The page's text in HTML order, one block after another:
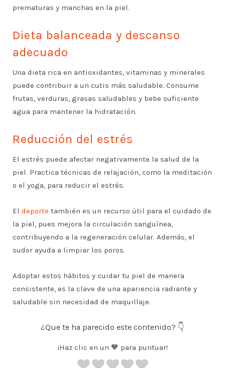
prematuras y manchas en la piel.
Dieta balanceada y descanso
adecuado
Una dieta rica en antioxidantes, vitaminas y minerales
puede contribuir a un cutis más saludable. Consume
frutas, verduras, grasas saludables y bebe suficiente
agua para mantener la hidratación.
Reducción del estrés
El estrés puede afectar negativamente la salud de la
piel. Practica técnicas de relajación, como la meditación
o el yoga, para reducir el estrés.
El deporte también es un recurso útil para el cuidado de
la piel, pues mejora la circulación sanguínea,
contribuyendo a la regeneración celular. Además, el
sudor ayuda a limpiar los poros.
Adoptar estos hábitos y cuidar tu piel de manera
consistente, es la clave de una apariencia radiante y
saludable sin necesidad de maquillaje.
¿Que te ha parecido este contenido? 👇
¡Haz clic en un 🧡 para puntuar!